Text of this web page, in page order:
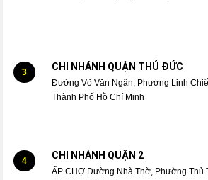
3 CHI NHÁNH QUẬN THỦ ĐỨC
Đường Võ Văn Ngân, Phường Linh
Thành Phố Hồ Chí Minh
4 CHI NHÁNH QUẬN 2
ẤP CHỢ Đường Nhà Thờ, Phường Thủ